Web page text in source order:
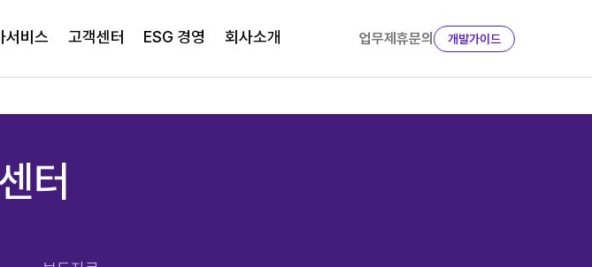
서비스 고객센터 ESG 경영 회사소개 업무제휴문의 개발가이드
터